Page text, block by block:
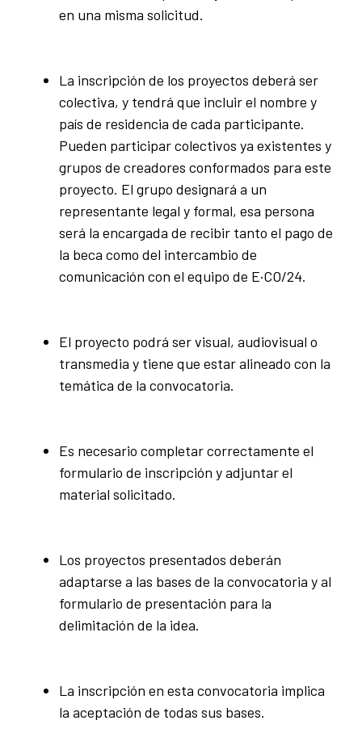
en una misma solicitud.
La inscripción de los proyectos deberá ser
colectiva, y tendrá que incluir el nombre y
país de residencia de cada participante.
Pueden participar colectivos ya existentes y
grupos de creadores conformados para este
proyecto. El grupo designará a un
representante legal y formal, esa persona
será la encargada de recibir tanto el pago de
la beca como del intercambio de
comunicación con el equipo de E·CO/24.
El proyecto podrá ser visual, audiovisual o
transmedia y tiene que estar alineado con la
temática de la convocatoria.
Es necesario completar correctamente el
formulario de inscripción y adjuntar el
material solicitado.
Los proyectos presentados deberán
adaptarse a las bases de la convocatoria y al
formulario de presentación para la
delimitación de la idea.
La inscripción en esta convocatoria implica
la aceptación de todas sus bases.